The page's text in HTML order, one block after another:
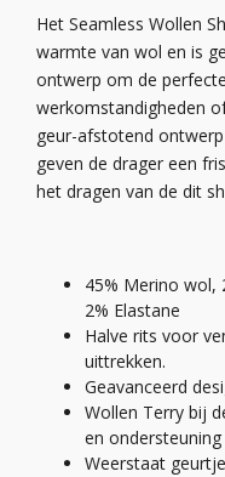
Het Seamless Wollen
warmte van wol en is
ontwerp om de
werkomstandigheden
geur-afstotend
geven de drager een
het dragen van de dit
45% Merino wol,
2% Elastane
Halve rits voor
uittrekken.
Geavanceerd
Wollen Terry bij
en ondersteuning
Weerstaat